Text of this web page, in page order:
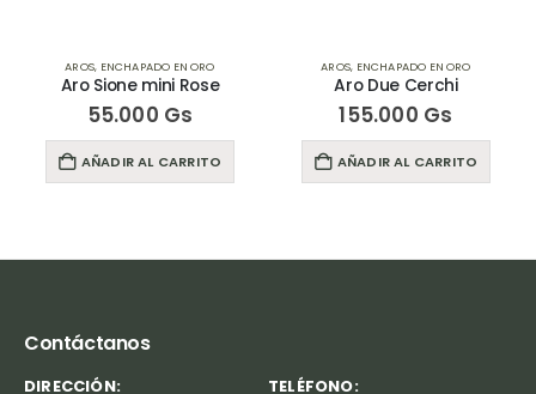
AROS, ENCHAPADO EN ORO
Aro Sione mini Rose
55.000 Gs
AÑADIR AL CARRITO
AROS, ENCHAPADO EN ORO
Aro Due Cerchi
155.000 Gs
AÑADIR AL CARRITO
Contáctanos
DIRECCIÓN:
TELÉFONO: